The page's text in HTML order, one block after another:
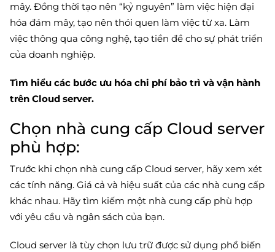
mây. Đồng thời tạo nên “kỷ nguyên” làm việc hiện đại
hóa đám mây, tạo nên thói quen làm việc từ xa. Làm
việc thông qua công nghệ, tạo tiền đề cho sự phát triển
của doanh nghiệp.
Tìm hiểu các bước ưu hóa chi phí bảo trì và vận hành
trên Cloud server.
Chọn nhà cung cấp Cloud server
phù hợp:
Trước khi chọn nhà cung cấp Cloud server, hãy xem xét
các tính năng. Giá cả và hiệu suất của các nhà cung cấp
khác nhau. Hãy tìm kiếm một nhà cung cấp phù hợp
với yêu cầu và ngân sách của bạn.
Cloud server là tùy chọn lưu trữ được sử dụng phổ biến